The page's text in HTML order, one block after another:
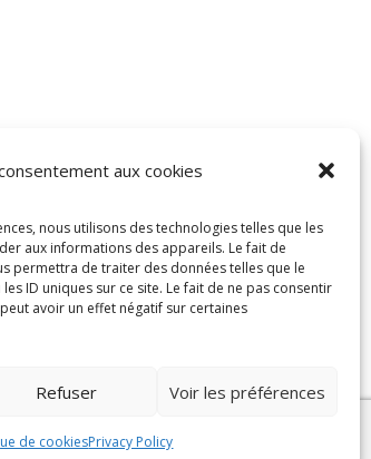
aux cookies
nous utilisons des technologies telles que les
aux informations des appareils. Le fait de
permettra de traiter des données telles que le
ID uniques sur ce site. Le fait de ne pas consentir
avoir un effet négatif sur certaines
Refuser Voir les préférences
de cookiesPrivacy Policy